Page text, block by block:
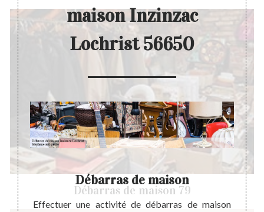
Débarras de maison 79
maison Inzinzac
Lochrist 56650
Débarras de maison
Effectuer une activité de débarras de maison